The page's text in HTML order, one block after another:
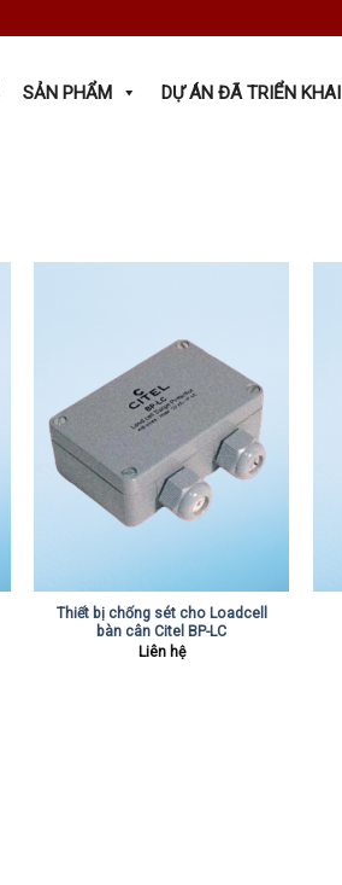
SẢN PHẨM DỰ ÁN ĐÃ TRIỂN KHAI
Thiết bị chống sét cho Loadcell
bàn cân Citel BP-LC
Liên hệ